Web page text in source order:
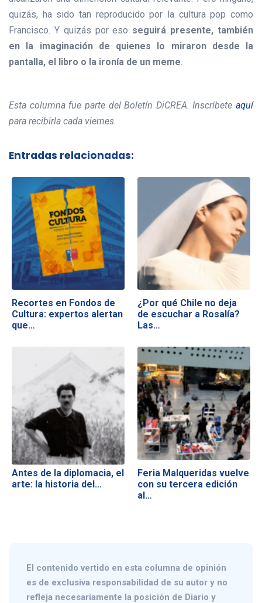
quizás, ha sido tan reproducido por la cultura pop como
Francisco. Y quizás por eso seguirá presente, también
en la imaginación de quienes lo miraron desde la
pantalla, el libro o la ironía de un meme.
Esta columna fue parte del Boletín DiCREA. Inscríbete aquí
para recibirla cada viernes.
Entradas relacionadas:
Recortes en Fondos de
Cultura: expertos alertan
que…
¿Por qué Chile no deja
de escuchar a Rosalía?
Las…
Antes de la diplomacia, el
arte: la historia del…
Feria Malqueridas vuelve
con su tercera edición
al…
El contenido vertido en esta columna de opinión
es de exclusiva responsabilidad de su autor y no
refleja necesariamente la posición de Diario y